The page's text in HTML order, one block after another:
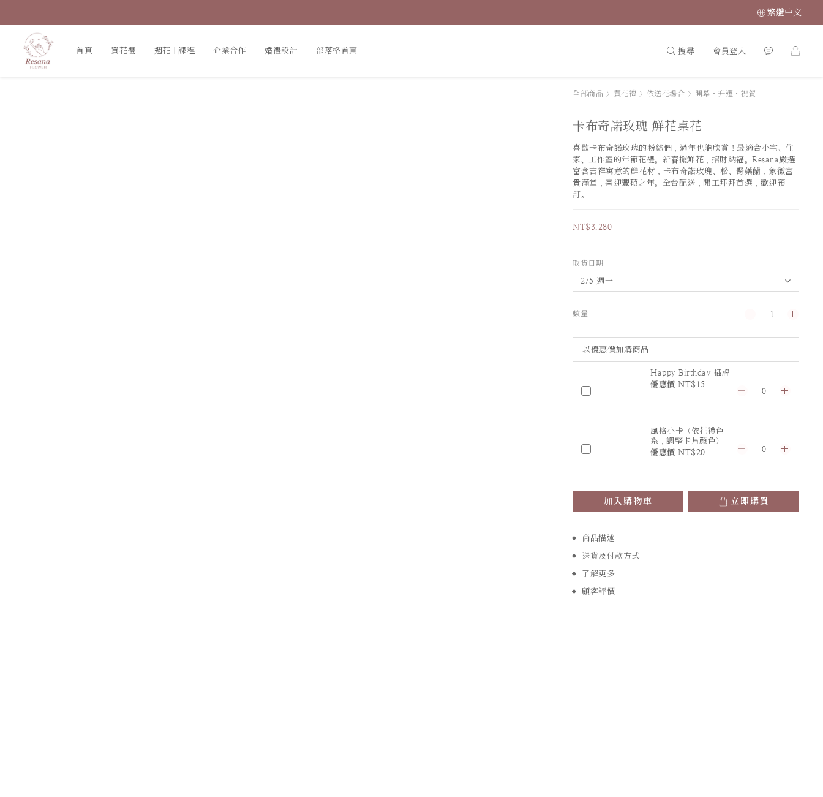
繁體中文
首頁 買花禮 週花｜課程 企業合作 婚禮設計 部落格首頁 搜尋 會員登入
全部商品 > 買花禮 > 依送花場合 > 開幕・升遷・祝賀
卡布奇諾玫瑰 鮮花桌花
喜歡卡布奇諾玫瑰的粉絲們，過年也能欣賞！最適合小宅、住
家、工作室的年節花禮。新春擺鮮花，招財納福。Resana嚴選
富含吉祥寓意的鮮花材，卡布奇諾玫瑰、松、腎藥蘭，象徵富
貴滿堂，喜迎豐碩之年。全台配送，開工拜拜首選，歡迎預
訂。
NT$3,280
取貨日期
數量
以優惠價加購商品
Happy Birthday 插牌
優惠價 NT$15
風格小卡（依花禮色
系，調整卡片顏色）
優惠價 NT$20
加入購物車 立即購買
商品描述
送貨及付款方式
了解更多
顧客評價